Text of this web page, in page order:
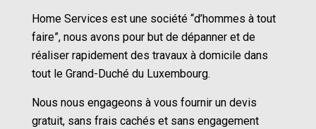
Home Services est une société “d’hommes à tout
faire”, nous avons pour but de dépanner et de
réaliser rapidement des travaux à domicile dans
tout le Grand-Duché du Luxembourg.
Nous nous engageons à vous fournir un devis
gratuit, sans frais cachés et sans engagement